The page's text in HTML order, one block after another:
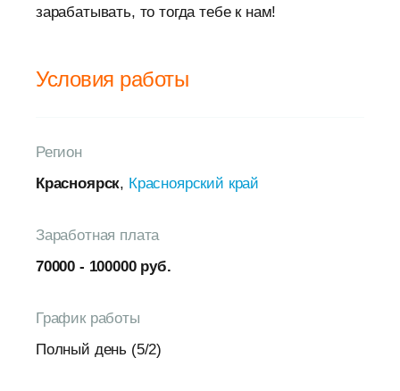
зарабатывать, то тогда тебе к нам!
Условия работы
Регион
Красноярск, Красноярский край
Заработная плата
70000 - 100000 руб.
График работы
Полный день (5/2)